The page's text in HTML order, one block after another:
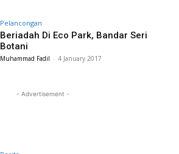
Pelancongan
Beriadah Di Eco Park, Bandar Seri
Botani
Muhammad Fadil - 4 January 2017
- Advertisement -